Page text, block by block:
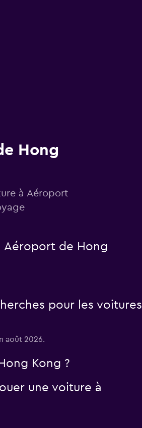
Hong
à Aéroport
Aéroport de Hong
pour les voitures
août 2026.
Kong ?
une voiture à